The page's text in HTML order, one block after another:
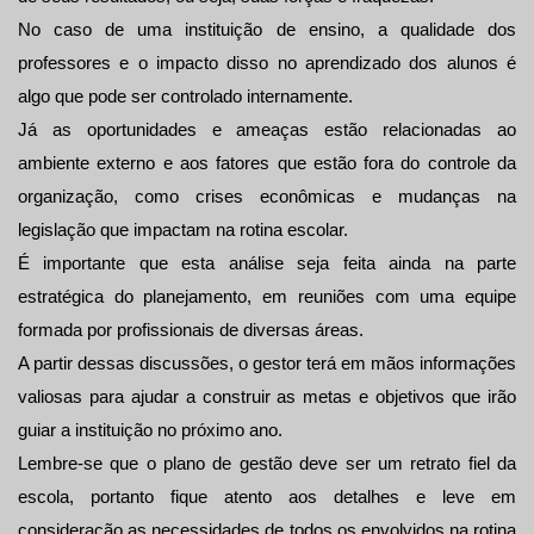
No caso de uma instituição de ensino, a qualidade dos
professores e o impacto disso no aprendizado dos alunos é
algo que pode ser controlado internamente.
Já as oportunidades e ameaças estão relacionadas ao
ambiente externo e aos fatores que estão fora do controle da
organização, como crises econômicas e mudanças na
legislação que impactam na rotina escolar.
É importante que esta análise seja feita ainda na parte
estratégica do planejamento, em reuniões com uma equipe
formada por profissionais de diversas áreas.
A partir dessas discussões, o gestor terá em mãos informações
valiosas para ajudar a construir as metas e objetivos que irão
guiar a instituição no próximo ano.
Lembre-se que o plano de gestão deve ser um retrato fiel da
escola, portanto fique atento aos detalhes e leve em